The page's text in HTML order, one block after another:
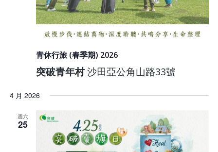
青休行旅 (春季期) 2026
突破青年村沙田亞公角山路33號
4 月 2026
週六
25